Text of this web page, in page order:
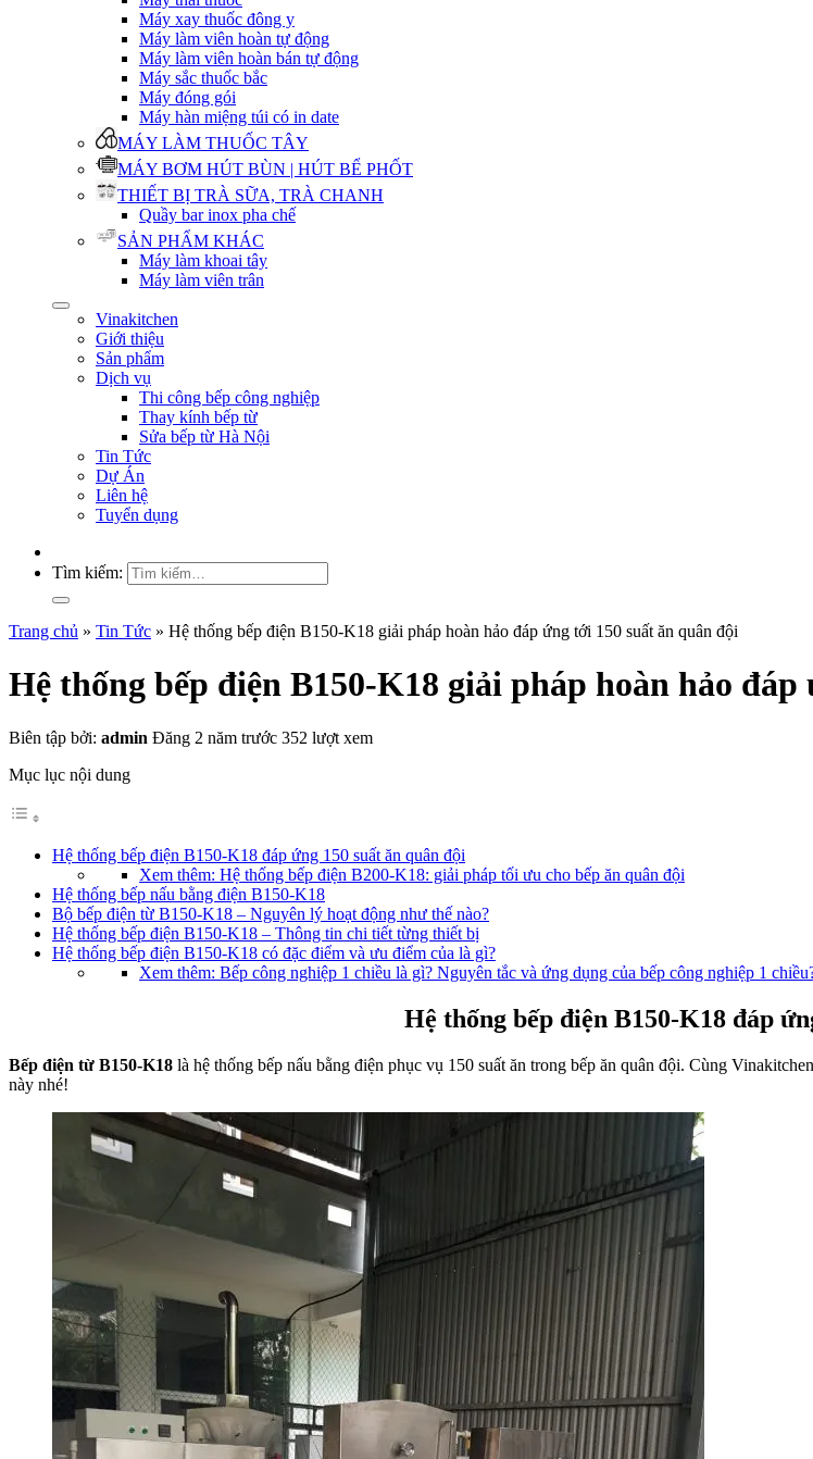
Máy xay thuốc đông y
Máy làm viên hoàn tự động
Máy làm viên hoàn bán tự động
Máy sắc thuốc bắc
Máy đóng gói
Máy hàn miệng túi có in date
MÁY LÀM THUỐC TÂY
MÁY BƠM HÚT BÙN | HÚT BỂ PHỐT
THIẾT BỊ TRÀ SỮA, TRÀ CHANH
Quầy bar inox pha chế
SẢN PHẨM KHÁC
Máy làm khoai tây
Máy làm viên trân
Vinakitchen
Giới thiệu
Sản phẩm
Dịch vụ
Thi công bếp công nghiệp
Thay kính bếp từ
Sửa bếp từ Hà Nội
Tin Tức
Dự Án
Liên hệ
Tuyển dụng
Tìm kiếm:
Trang chủ » Tin Tức » Hệ thống bếp điện B150-K18 giải pháp hoàn hảo đáp ứng tới 150 suất ăn quân đội
Hệ thống bếp điện B150-K18 giải pháp hoàn hảo
Biên tập bởi: admin Đăng 2 năm trước 352 lượt xem
Mục lục nội dung
Hệ thống bếp điện B150-K18 đáp ứng 150 suất ăn quân đội
Xem thêm: Hệ thống bếp điện B200-K18: giải pháp tối ưu cho bếp ăn quân đội
Hệ thống bếp nấu bằng điện B150-K18
Bộ bếp điện từ B150-K18 – Nguyên lý hoạt động như thế nào?
Hệ thống bếp điện B150-K18 – Thông tin chi tiết từng thiết bị
Hệ thống bếp điện B150-K18 có đặc điểm và ưu điểm của là gì?
Xem thêm: Bếp công nghiệp 1 chiều là gì? Nguyên tắc và ứng dụng của bếp công nghiệp 1
Hệ thống bếp điện B150-K18 đáp
Bếp điện từ B150-K18 là hệ thống bếp nấu bằng điện phục vụ 150 suất ăn trong bếp ăn quân đội. Cùng
này nhé!